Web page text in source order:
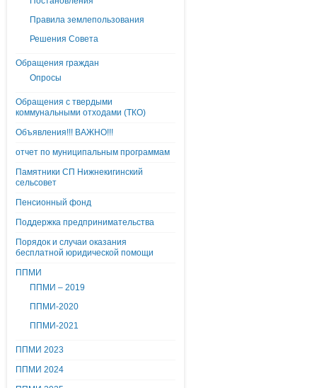
Правила землепользования
Решения Совета
Обращения граждан
Опросы
Обращения с твердыми
коммунальными отходами (ТКО)
Объявления!!! ВАЖНО!!!
отчет по муниципальным программам
Памятники СП Нижнекигинский
сельсовет
Пенсионный фонд
Поддержка предпринимательства
Порядок и случаи оказания
бесплатной юридической помощи
ППМИ
ППМИ – 2019
ППМИ-2020
ППМИ-2021
ППМИ 2023
ППМИ 2024